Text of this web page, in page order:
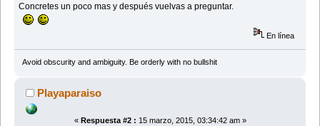
Concretes un poco mas y después vuelvas a preguntar.
En línea
Avoid obscurity and ambiguity. Be orderly with no bullshit
Playaparaiso
« Respuesta #2 : 15 marzo, 2015, 03:34:42 am »